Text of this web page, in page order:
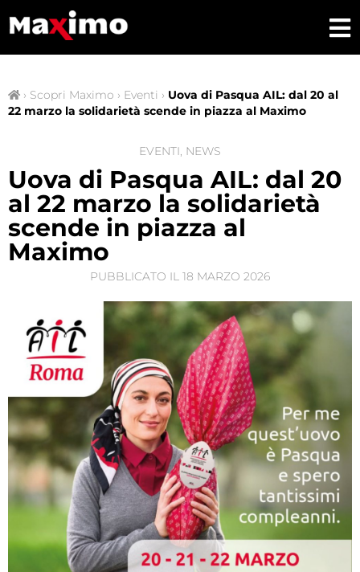
› Scopri Maximo › Eventi › Uova di Pasqua AIL: dal 20 al
22 marzo la solidarietà scende in piazza al Maximo
EVENTI, NEWS
Uova di Pasqua AIL: dal 20
al 22 marzo la solidarietà
scende in piazza al
Maximo
PUBBLICATO IL 18 MARZO 2026